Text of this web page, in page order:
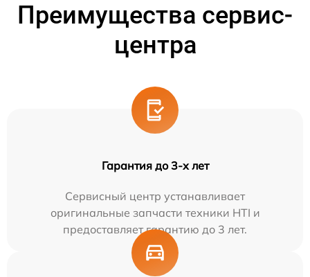
Преимущества сервис-
центра
Гарантия до 3-х лет
Сервисный центр устанавливает
оригинальные запчасти техники HTI и
предоставляет гарантию до 3 лет.